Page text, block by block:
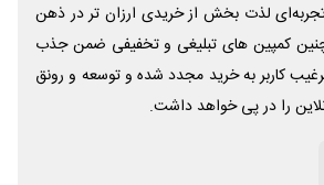
لذت بخش از خریدی ارزان تر در ذهن
کمپین های تبلیغی و تخفیفی ضمن جذب
کاربر به خرید مجدد شده و توسعه و رونق
را در پی خواهد داشت.